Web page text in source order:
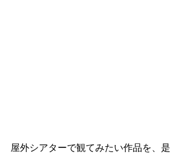
屋外シアターで観てみたい作品を、是